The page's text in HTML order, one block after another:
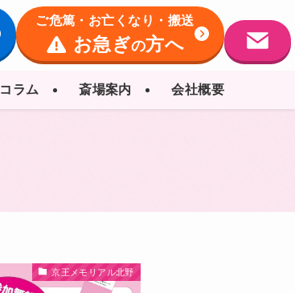
ラム 斎場案内 会社概要
ご危篤・お亡くなり・搬送
お急ぎの方へ
京王メモリアル北野